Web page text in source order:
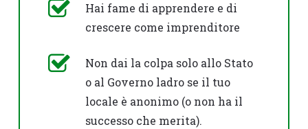
Hai fame di apprendere e di
crescere come imprenditore
Non dai la colpa solo allo Stato
o al Governo ladro se il tuo
locale è anonimo (o non ha il
successo che merita).